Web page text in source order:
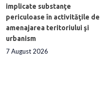
implicate substanţe
periculoase în activităţile de
amenajarea teritoriului şi
urbanism
7 August 2026